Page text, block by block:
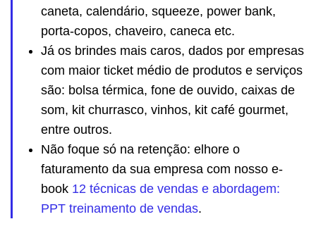
caneta, calendário, squeeze, power bank,
porta-copos, chaveiro, caneca etc.
Já os brindes mais caros, dados por empresas
com maior ticket médio de produtos e serviços
são: bolsa térmica, fone de ouvido, caixas de
som, kit churrasco, vinhos, kit café gourmet,
entre outros.
Não foque só na retenção: elhore o
faturamento da sua empresa com nosso e-
book 12 técnicas de vendas e abordagem:
PPT treinamento de vendas.